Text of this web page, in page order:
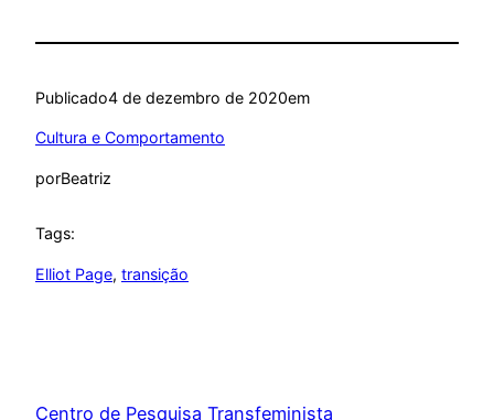
Publicado4 de dezembro de 2020em
Cultura e Comportamento
porBeatriz
Tags:
Elliot Page, transição
Centro de Pesquisa Transfeminista